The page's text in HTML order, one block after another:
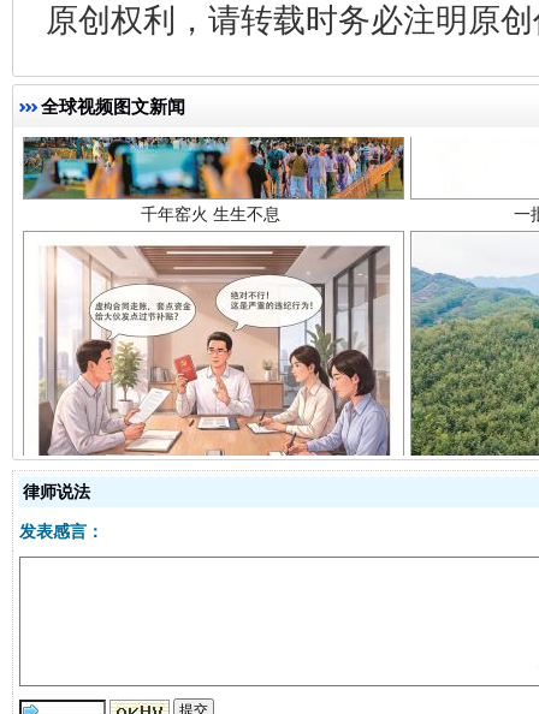
原创权利，请转载时务必注明原
全球视频图文新闻
千年窑火 生生不息 一
揭开“小金库”的免责幌子
律师说法
发表感言：